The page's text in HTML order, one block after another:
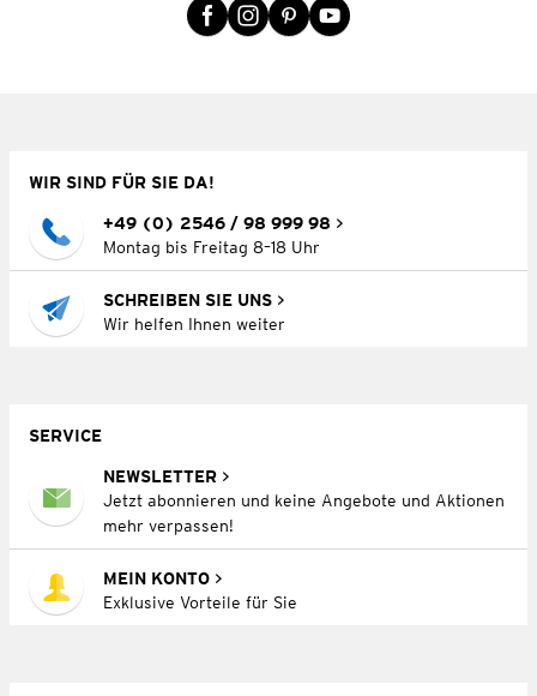
WIR SIND FÜR SIE DA!
+49 (0) 2546 / 98 999 98
Montag bis Freitag 8–18 Uhr
SCHREIBEN SIE UNS
Wir helfen Ihnen weiter
SERVICE
NEWSLETTER
Jetzt abonnieren und keine Angebote und Aktionen
mehr verpassen!
MEIN KONTO
Exklusive Vorteile für Sie